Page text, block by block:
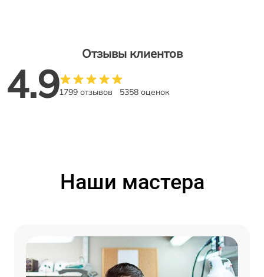
Отзывы клиентов
4.91799 отзывов 5358 оценок
Наши мастера